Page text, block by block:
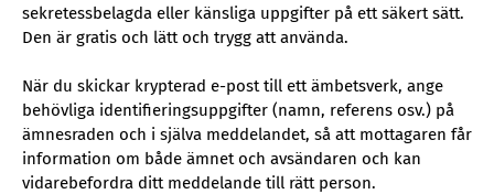
sekretessbelagda eller känsliga uppgifter på ett säkert sätt.
Den är gratis och lätt och trygg att använda.
När du skickar krypterad e-post till ett ämbetsverk, ange
behövliga identifieringsuppgifter (namn, referens osv.) på
ämnesraden och i själva meddelandet, så att mottagaren får
information om både ämnet och avsändaren och kan
vidarebefordra ditt meddelande till rätt person.